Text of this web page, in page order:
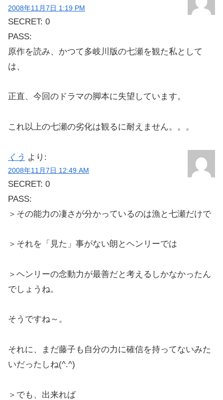
2008年11月7日 1:19 PM
SECRET: 0
PASS:
原作を読み、かつて多岐川版の七瀬を観た私として
は、
正直、今回のドラマの脚本に失望しています。
これ以上の七瀬の劣化は観るに耐えません。。。
くう より:
2008年11月7日 12:49 AM
SECRET: 0
PASS:
＞その能力の凄さが分かっているのは漁と七瀬だけで
＞それを「見た」事がない朗とヘンリーでは
＞ヘンリーの念動力が最善だと考えるしかなかったん
でしょうね。
そうですね～。
それに、まだ藤子も自分の力に確信を持ってないみた
いだったしね(^.^)
＞でも、出来れば